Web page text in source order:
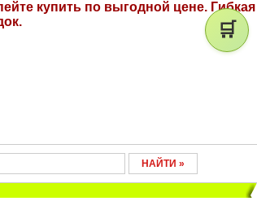
купить по выгодной цене. Гибкая
🛒